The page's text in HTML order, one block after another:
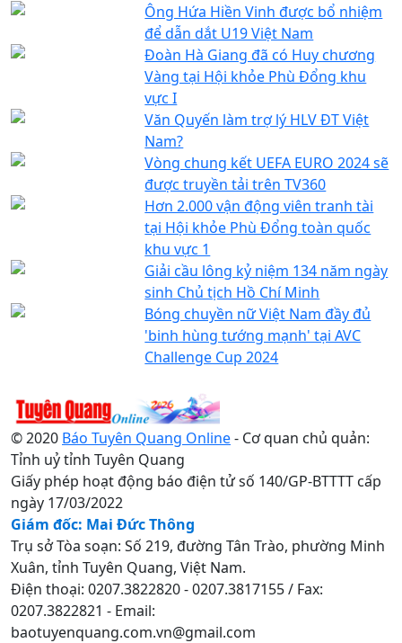
Ông Hứa Hiền Vinh được bổ nhiệm
để dẫn dắt U19 Việt Nam
Đoàn Hà Giang đã có Huy chương
Vàng tại Hội khỏe Phù Đổng khu
vực I
Văn Quyến làm trợ lý HLV ĐT Việt
Nam?
Vòng chung kết UEFA EURO 2024 sẽ
được truyền tải trên TV360
Hơn 2.000 vận động viên tranh tài
tại Hội khỏe Phù Đổng toàn quốc
khu vực 1
Giải cầu lông kỷ niệm 134 năm ngày
sinh Chủ tịch Hồ Chí Minh
Bóng chuyền nữ Việt Nam đầy đủ
'binh hùng tướng mạnh' tại AVC
Challenge Cup 2024
© 2020 Báo Tuyên Quang Online- Cơ quan chủ quản:
Tỉnh uỷ tỉnh Tuyên Quang
Giấy phép hoạt động báo điện tử số 140/GP-BTTTT cấp
ngày 17/03/2022
Giám đốc: Mai Đức Thông
Trụ sở Tòa soạn: Số 219, đường Tân Trào, phường Minh
Xuân, tỉnh Tuyên Quang, Việt Nam.
Điện thoại: 0207.3822820 - 0207.3817155 / Fax:
0207.3822821 - Email:
baotuyenquang.com.vn@gmail.com